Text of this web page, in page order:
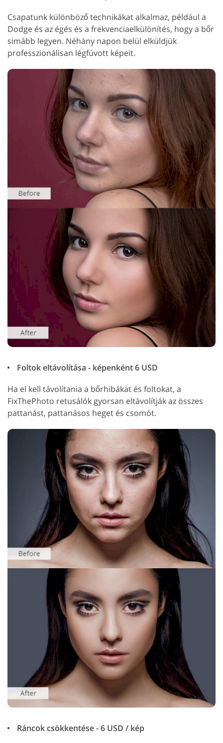
Csapatunk különböző technikákat alkalmaz, például a
Dodge és az égés és a frekvenciaelkülönítés, hogy a bőr
simább legyen. Néhány napon belül elküldjük
professzionálisan légfúvott képeit.
Foltok eltávolítása - képenként 6 USD
Ha el kell távolítania a bőrhibákat és foltokat, a
FixThePhoto retusálók gyorsan eltávolítják az összes
pattanást, pattanásos heget és csomót.
Ráncok csökkentése - 6 USD / kép